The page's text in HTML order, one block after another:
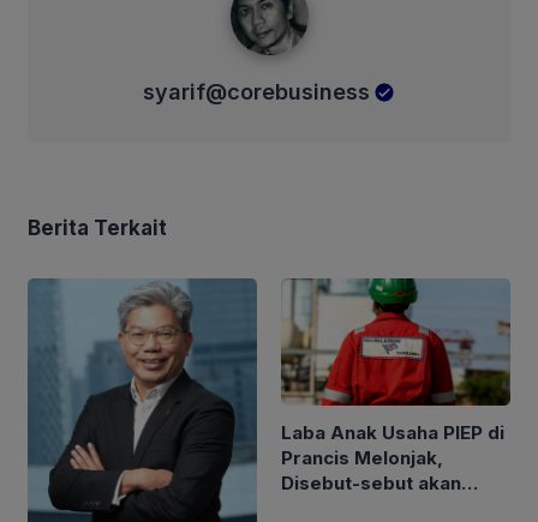
syarif@corebusiness
Berita Terkait
Laba Anak Usaha PIEP di
Prancis Melonjak,
Disebut-sebut akan